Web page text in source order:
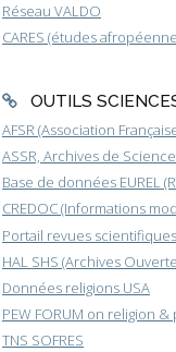
Réseau VALDO
CARES (études
OUTILS
AFSR (Association
ASSR, Archives de
Base de données EUREL
CREDOC (Informations
Portail revues scientifiques
HAL SHS (Archives
Données religions USA
PEW FORUM on religion
TNS SOFRES